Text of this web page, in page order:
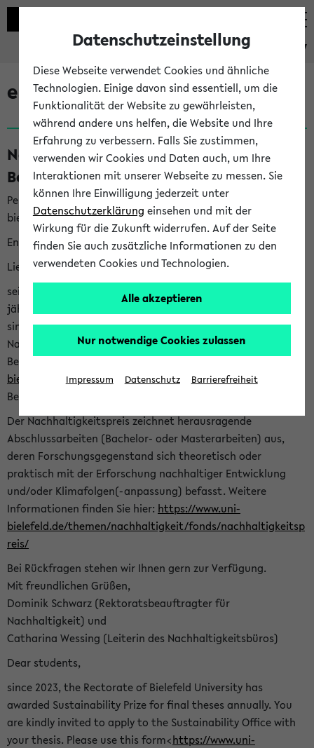
eKVV
eKVV News
Nachhaltigkeitspreis 2026:
Bewerbungsphase gestartet (06.08.26)
Per E-Mail eingestellt von nachhaltigkeitsbuero@uni-
bielefeld.de an den Verteiler 'Alle Studierenden':
English version below
Liebe Studierende,
seit 2023 verleiht das Rektorat der Universität Bielefeld
jährlich den Nachhaltigkeitspreis für Abschlussarbeiten. Sie
sind herzlich eingeladen sich mit Ihrer Abschlussarbeit beim
Nachhaltigkeitsbüro zu bewerben. Bitte nutzen Sie für Ihre
Bewerbung dieses Formular<https://formulare.uni-
bielefeld.de/frontend-server/form/provide/913/>. Die
Bewerbungsfrist endet am 30.09.2026.
Der Nachhaltigkeitspreis zeichnet herausragende
Abschlussarbeiten (Bachelor- oder Masterarbeiten) aus,
deren Forschungsgegenstand sich theoretisch oder
praktisch mit der Erforschung nachhaltiger Entwicklung
und/oder Klimafolgen(-anpassung) befasst. Weitere
Informationen finden Sie hier: https://www.uni-
bielefeld.de/themen/nachhaltigkeit/fonds/nachhaltigkeitsp
reis/
Bei Rückfragen stehen wir Ihnen gern zur Verfügung.
Mit freundlichen Grüßen,
Dominik Schwarz (Rektoratsbeauftragter für
Nachhaltigkeit) und
Catharina Wessing (Leiterin des Nachhaltigkeitsbüros)
Dear students,
since 2023, the Rectorate of Bielefeld University has
awarded Sustainability Prize for final theses annually. You
are kindly invited to apply to the Sustainability Office with
your thesis. Please use this form<https://www.uni-
Datenschutzeinstellung
Diese Webseite verwendet Cookies und ähnliche
Technologien. Einige davon sind essentiell, um die
Funktionalität der Website zu gewährleisten,
während andere uns helfen, die Website und Ihre
Erfahrung zu verbessern. Falls Sie zustimmen,
verwenden wir Cookies und Daten auch, um Ihre
Interaktionen mit unserer Webseite zu messen. Sie
können Ihre Einwilligung jederzeit unter
Datenschutzerklärung einsehen und mit der
Wirkung für die Zukunft widerrufen. Auf der Seite
finden Sie auch zusätzliche Informationen zu den
verwendeten Cookies und Technologien.
Alle akzeptieren
Nur notwendige Cookies zulassen
Impressum Datenschutz Barrierefreiheit